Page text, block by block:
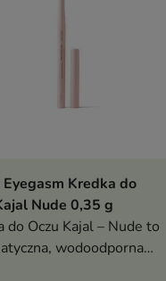
Eyegasm Kredka do
Nude 0,35 g
do Oczu Kajal – Nude to
wodoodporna